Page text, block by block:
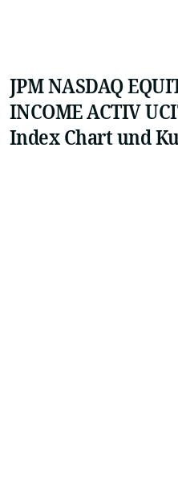
JPM NASDAQ
INCOME ACTIV
Index Chart und